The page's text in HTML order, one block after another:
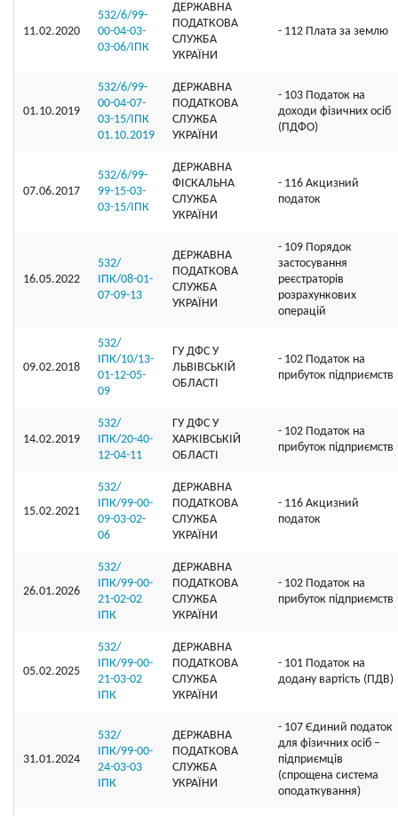
11.02.2020
532/6/99-
00-04-03-
03-06/ІПК
ДЕРЖАВНА
ПОДАТКОВА
СЛУЖБА
УКРАЇНИ
- 112 Плата за землю
01.10.2019
532/6/99-
00-04-07-
03-15/ІПК
01.10.2019
ДЕРЖАВНА
ПОДАТКОВА
СЛУЖБА
УКРАЇНИ
- 103 Податок на
доходи фізичних осіб
(ПДФО)
07.06.2017
532/6/99-
99-15-03-
03-15/ІПК
ДЕРЖАВНА
ФІСКАЛЬНА
СЛУЖБА
УКРАЇНИ
- 116 Акцизний
податок
16.05.2022
532/
ІПК/08-01-
07-09-13
ДЕРЖАВНА
ПОДАТКОВА
СЛУЖБА
УКРАЇНИ
- 109 Порядок
застосування
реєстраторів
розрахункових
операцій
09.02.2018
532/
ІПК/10/13-
01-12-05-
09
ГУ ДФС У
ЛЬВIВСЬКIЙ
ОБЛАСТI
- 102 Податок на
прибуток підприємств
14.02.2019
532/
ІПК/20-40-
12-04-11
ГУ ДФС У
ХАРКIВСЬКIЙ
ОБЛАСТI
- 102 Податок на
прибуток підприємств
15.02.2021
532/
ІПК/99-00-
09-03-02-
06
ДЕРЖАВНА
ПОДАТКОВА
СЛУЖБА
УКРАЇНИ
- 116 Акцизний
податок
26.01.2026
532/
ІПК/99-00-
21-02-02
ІПК
ДЕРЖАВНА
ПОДАТКОВА
СЛУЖБА
УКРАЇНИ
- 102 Податок на
прибуток підприємств
05.02.2025
532/
ІПК/99-00-
21-03-02
ІПК
ДЕРЖАВНА
ПОДАТКОВА
СЛУЖБА
УКРАЇНИ
- 101 Податок на
додану вартість (ПДВ)
31.01.2024
532/
ІПК/99-00-
24-03-03
ІПК
ДЕРЖАВНА
ПОДАТКОВА
СЛУЖБА
УКРАЇНИ
- 107 Єдиний податок
для фізичних осіб –
підприємців
(спрощена система
оподаткування)